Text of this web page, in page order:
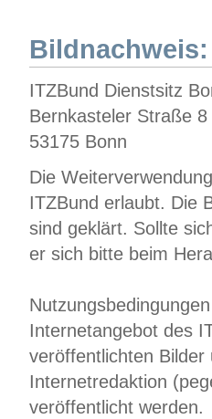
Bildnachweis:
ITZBund Dienstsitz
Bernkasteler Straße 8
53175 Bonn
Die
ITZBund erlaubt. Die
sind geklärt. Sollte
er sich bitte beim
Internetangebot des
veröffentlichten
Internetredaktion
veröffentlicht werden.